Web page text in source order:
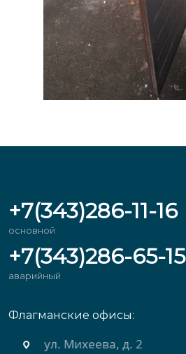
+7(343)286-11-16
основной
+7(343)286-65-15
аварийный
Флагманские офисы:
ул. Михеева, д. 2